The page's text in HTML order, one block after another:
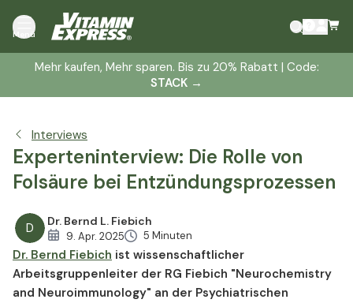
Menü
Mehr kaufen, Mehr sparen. Bis zu 20% Rabatt | Code:
STACK →
Interviews
Experteninterview: Die Rolle von
Folsäure bei Entzündungsprozessen
D Dr. Bernd L. Fiebich
9. Apr. 2025 5 Minuten
Dr. Bernd Fiebich ist wissenschaftlicher
Arbeitsgruppenleiter der RG Fiebich "Neurochemistry
and Neuroimmunology" an der Psychiatrischen
Dr. Bernd Fiebich im Interview
Jüngste Forschungsergebnisse und laufende Projekte
Ernährung und Folsäure-Spiegel: Auswirkungen auf
Wie Menschen von Folsäure profitieren können
Entzündliche Gesundheit verbessern, Immunsystem
unterstützen